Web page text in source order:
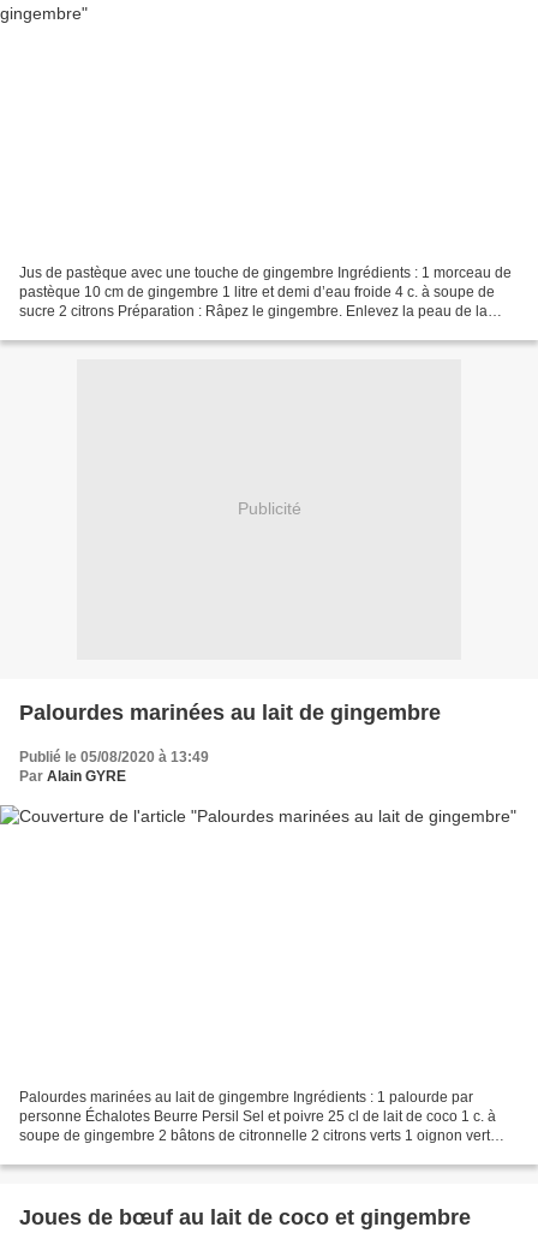
Jus de pastèque avec une touche de gingembre Ingrédients : 1 morceau de
pastèque 10 cm de gingembre 1 litre et demi d’eau froide 4 c. à soupe de
sucre 2 citrons Préparation : Râpez le gingembre. Enlevez la peau de la
Publicité
Palourdes marinées au lait de gingembre
Publié le 05/08/2020 à 13:49
Par Alain GYRE
Palourdes marinées au lait de gingembre Ingrédients : 1 palourde par
personne Échalotes Beurre Persil Sel et poivre 25 cl de lait de coco 1 c. à
soupe de gingembre 2 bâtons de citronnelle 2 citrons verts 1 oignon vert
Joues de bœuf au lait de coco et gingembre